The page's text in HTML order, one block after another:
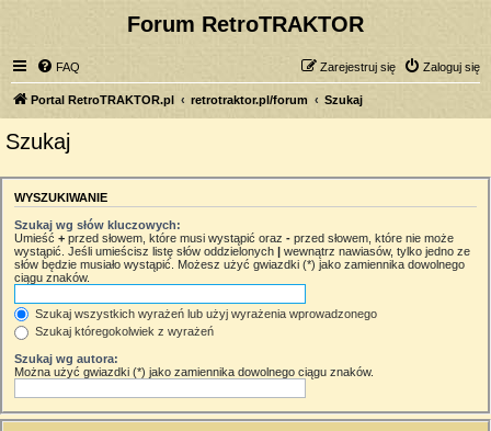
Forum RetroTRAKTOR
FAQ Zaloguj się
Zarejestruj się
Portal RetroTRAKTOR.pl retrotraktor.pl/forum Szukaj
Szukaj
WYSZUKIWANIE
Szukaj wg słów kluczowych:
Umieść + przed słowem, które musi wystąpić oraz - przed słowem, które nie może
wystąpić. Jeśli umieścisz listę słów oddzielonych | wewnątrz nawiasów, tylko jedno ze
słów będzie musiało wystąpić. Możesz użyć gwiazdki (*) jako zamiennika dowolnego
ciągu znaków.
Szukaj wszystkich wyrażeń lub użyj wyrażenia wprowadzonego
Szukaj któregokolwiek z wyrażeń
Szukaj wg autora:
Można użyć gwiazdki (*) jako zamiennika dowolnego ciągu znaków.